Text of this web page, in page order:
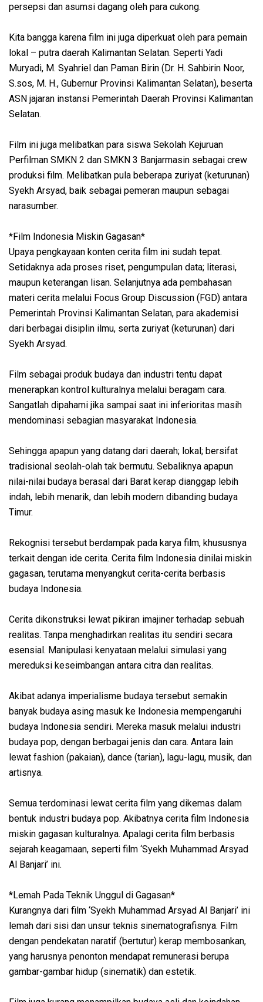
persepsi dan asumsi dagang oleh para cukong.
Kita bangga karena film ini juga diperkuat oleh para pemain
lokal – putra daerah Kalimantan Selatan. Seperti Yadi
Muryadi, M. Syahriel dan Paman Birin (Dr. H. Sahbirin Noor,
S.sos, M. H., Gubernur Provinsi Kalimantan Selatan), beserta
ASN jajaran instansi Pemerintah Daerah Provinsi Kalimantan
Selatan.
Film ini juga melibatkan para siswa Sekolah Kejuruan
Perfilman SMKN 2 dan SMKN 3 Banjarmasin sebagai crew
produksi film. Melibatkan pula beberapa zuriyat (keturunan)
Syekh Arsyad, baik sebagai pemeran maupun sebagai
narasumber.
*Film Indonesia Miskin Gagasan*
Upaya pengkayaan konten cerita film ini sudah tepat.
Setidaknya ada proses riset, pengumpulan data; literasi,
maupun keterangan lisan. Selanjutnya ada pembahasan
materi cerita melalui Focus Group Discussion (FGD) antara
Pemerintah Provinsi Kalimantan Selatan, para akademisi
dari berbagai disiplin ilmu, serta zuriyat (keturunan) dari
Syekh Arsyad.
Film sebagai produk budaya dan industri tentu dapat
menerapkan kontrol kulturalnya melalui beragam cara.
Sangatlah dipahami jika sampai saat ini inferioritas masih
mendominasi sebagian masyarakat Indonesia.
Sehingga apapun yang datang dari daerah; lokal; bersifat
tradisional seolah-olah tak bermutu. Sebaliknya apapun
nilai-nilai budaya berasal dari Barat kerap dianggap lebih
indah, lebih menarik, dan lebih modern dibanding budaya
Timur.
Rekognisi tersebut berdampak pada karya film, khususnya
terkait dengan ide cerita. Cerita film Indonesia dinilai miskin
gagasan, terutama menyangkut cerita-cerita berbasis
budaya Indonesia.
Cerita dikonstruksi lewat pikiran imajiner terhadap sebuah
realitas. Tanpa menghadirkan realitas itu sendiri secara
esensial. Manipulasi kenyataan melalui simulasi yang
mereduksi keseimbangan antara citra dan realitas.
Akibat adanya imperialisme budaya tersebut semakin
banyak budaya asing masuk ke Indonesia mempengaruhi
budaya Indonesia sendiri. Mereka masuk melalui industri
budaya pop, dengan berbagai jenis dan cara. Antara lain
lewat fashion (pakaian), dance (tarian), lagu-lagu, musik, dan
artisnya.
Semua terdominasi lewat cerita film yang dikemas dalam
bentuk industri budaya pop. Akibatnya cerita film Indonesia
miskin gagasan kulturalnya. Apalagi cerita film berbasis
sejarah keagamaan, seperti film ‘Syekh Muhammad Arsyad
Al Banjari’ ini.
*Lemah Pada Teknik Unggul di Gagasan*
Kurangnya dari film ‘Syekh Muhammad Arsyad Al Banjari’ ini
lemah dari sisi dan unsur teknis sinematografisnya. Film
dengan pendekatan naratif (bertutur) kerap membosankan,
yang harusnya penonton mendapat remunerasi berupa
gambar-gambar hidup (sinematik) dan estetik.